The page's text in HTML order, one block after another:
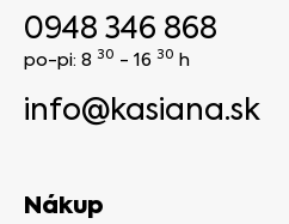
0948 346 868
po-pi: 8 30 - 16 30 h
info@kasiana.sk
Nákup